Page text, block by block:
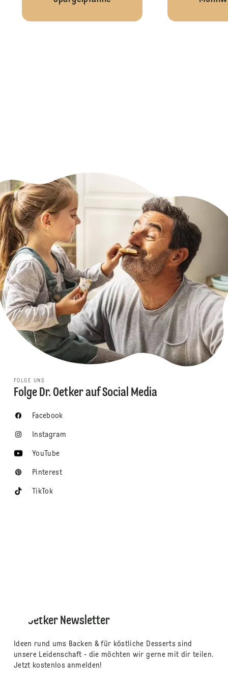
FOLGE UNS
Folge Dr. Oetker auf Social Media
Facebook
Instagram
YouTube
Pinterest
TikTok
Dr. Oetker Newsletter
Ideen rund ums Backen & für köstliche Desserts sind
unsere Leidenschaft - die möchten wir gerne mit dir teilen.
Jetzt kostenlos anmelden!